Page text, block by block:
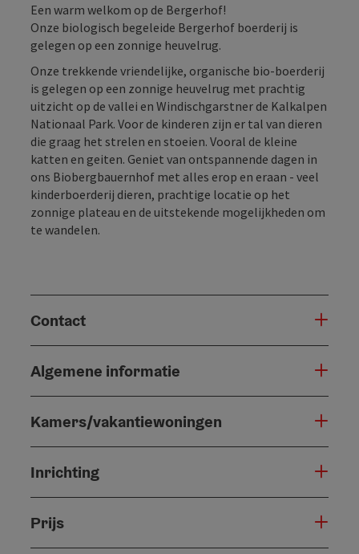
Een warm welkom op de Bergerhof!
Onze biologisch begeleide Bergerhof boerderij is
gelegen op een zonnige heuvelrug.
Onze trekkende vriendelijke, organische bio-boerderij
is gelegen op een zonnige heuvelrug met prachtig
uitzicht op de vallei en Windischgarstner de Kalkalpen
Nationaal Park. Voor de kinderen zijn er tal van dieren
die graag het strelen en stoeien. Vooral de kleine
katten en geiten. Geniet van ontspannende dagen in
ons Biobergbauernhof met alles erop en eraan - veel
kinderboerderij dieren, prachtige locatie op het
zonnige plateau en de uitstekende mogelijkheden om
te wandelen.
Contact
Algemene informatie
Kamers/vakantiewoningen
Inrichting
Prijs